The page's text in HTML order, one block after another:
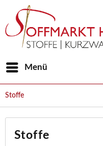
Menü
Stoffe
Stoffe